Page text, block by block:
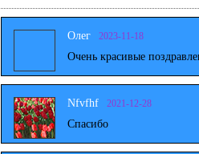
Олег 2023-11-18
Очень красивые
Nfvfhf 2021-12-28
Спасибо